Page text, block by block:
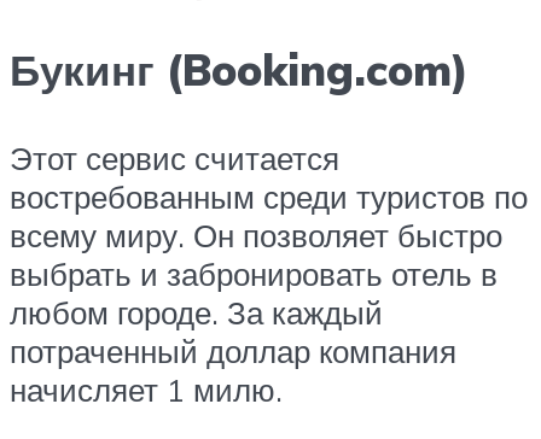
Букинг (Booking.com)
Этот сервис считается
востребованным среди туристов по
всему миру. Он позволяет быстро
выбрать и забронировать отель в
любом городе. За каждый
потраченный доллар компания
начисляет 1 милю.